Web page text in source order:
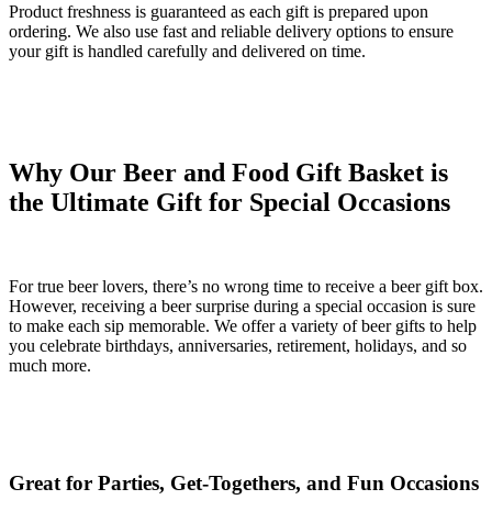
Product freshness is guaranteed as each gift is prepared upon
ordering. We also use fast and reliable delivery options to ensure
your gift is handled carefully and delivered on time.
Why Our Beer and Food Gift Basket is
the Ultimate Gift for Special Occasions
For true beer lovers, there’s no wrong time to receive a beer gift box.
However, receiving a beer surprise during a special occasion is sure
to make each sip memorable. We offer a variety of beer gifts to help
you celebrate birthdays, anniversaries, retirement, holidays, and so
much more.
Great for Parties, Get-Togethers, and Fun Occasions